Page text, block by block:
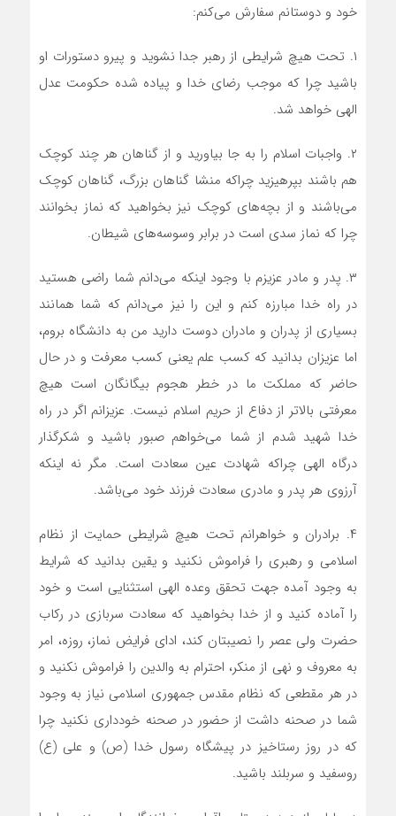
خود و دوستانم سفارش می‌کنم:
۱. تحت هیچ شرایطی از رهبر جدا نشوید و پیرو دستورات او
باشید چرا که موجب رضای خدا و پیاده شده حکومت عدل
الهی خواهد شد.
۲. واجبات اسلام را به جا بیاورید و از گناهان هر چند کوچک
هم باشند بپرهیزید چراکه منشا گناهان بزرگ، گناهان کوچک
می‌باشند و از بچه‌های کوچک نیز بخواهید که نماز بخوانند
چرا که نماز سدی است در برابر وسوسه‌های شیطان.
۳. پدر و مادر عزیزم با وجود اینکه می‌دانم شما راضی هستید
در راه خدا مبارزه کنم و این را نیز می‌دانم که شما همانند
بسیاری از پدران و مادران دوست دارید من به دانشگاه بروم،
اما عزیزان بدانید که کسب علم یعنی کسب معرفت و در حال
حاضر که مملکت ما در خطر هجوم بیگانگان است هیچ
معرفتی بالاتر از دفاع از حریم اسلام نیست. عزیزانم اگر در راه
خدا شهید شدم از شما می‌خواهم صبور باشید و شکرگذار
درگاه الهی چراکه شهادت عین سعادت است. مگر نه اینکه
آرزوی هر پدر و مادری سعادت فرزند خود می‌باشد.
۴. برادران و خواهرانم تحت هیچ شرایطی حمایت از نظام
اسلامی و رهبری را فراموش نکنید و یقین بدانید که شرایط
به وجود آمده جهت تحقق وعده الهی استثنایی است و خود
را آماده کنید و از خدا بخواهید که سعادت سربازی در رکاب
حضرت ولی عصر را نصیبتان کند، ادای فرایض نماز، روزه، امر
به معروف و نهی از منکر، احترام به والدین را فراموش نکنید و
در هر مقطعی که نظام مقدس جمهوری اسلامی نیاز به وجود
شما در صحنه داشت از حضور در صحنه خودداری نکنید چرا
که در روز رستاخیز در پیشگاه رسول خدا (ص) و علی (ع)
روسفید و سربلند باشید.